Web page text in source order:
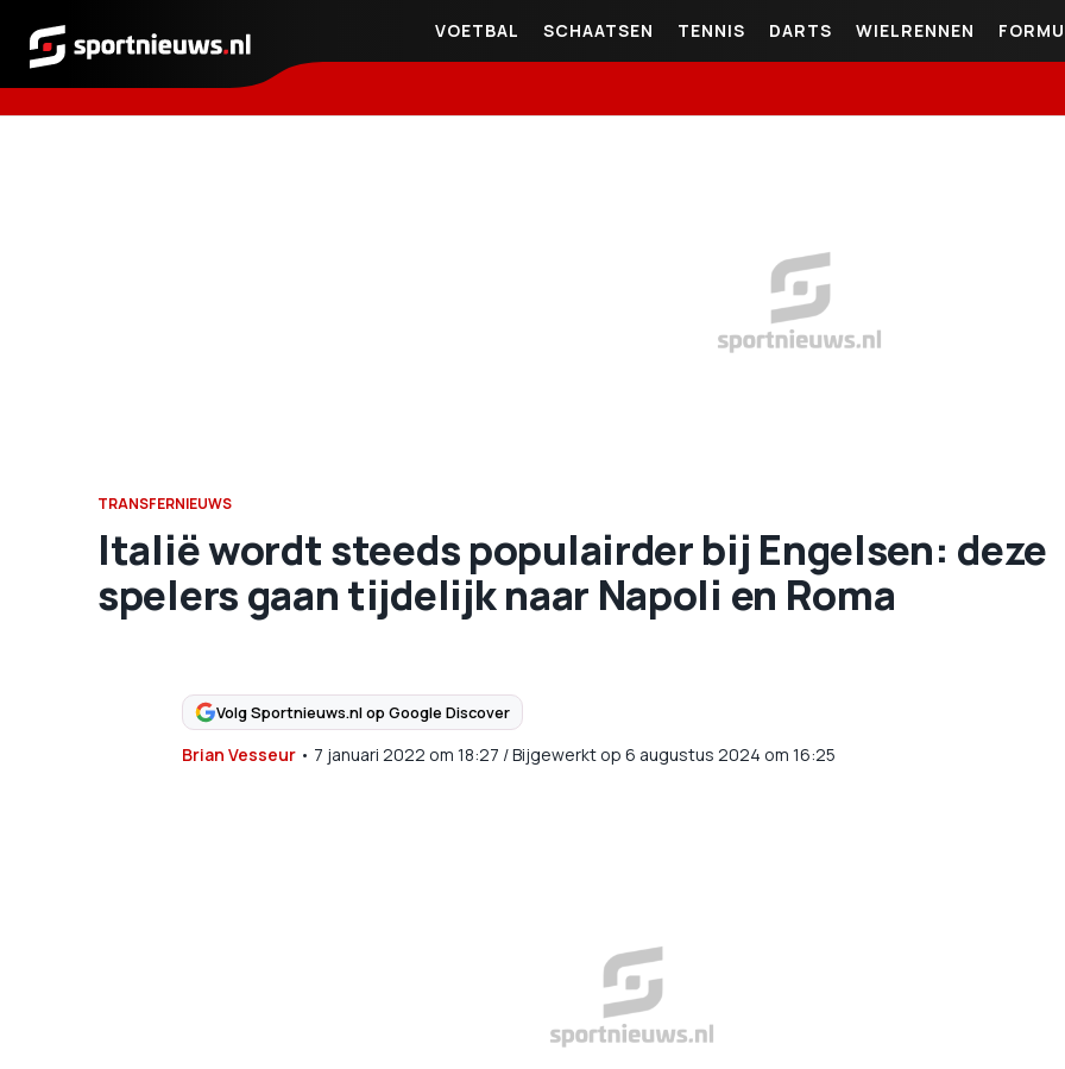
Sportnieuws.nl
VOETBAL SCHAATSEN TENNIS DARTS WIELRENNEN
TRANSFERNIEUWS
Italië wordt steeds populairder bij Engelsen: deze
spelers gaan tijdelijk naar Napoli en Roma
Volg Sportnieuws.nl op Google Discover
Brian Vesseur• 7 januari 2022 om 18:27 /Bijgewerkt op 6 augustus 2024 om 16:25